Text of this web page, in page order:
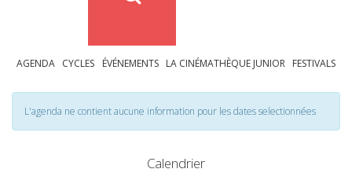
AGENDA CYCLES ÉVÉNEMENTS LA CINÉMATHÈQUE JUNIOR FESTIVALS
L'agenda ne contient aucune information pour les dates selectionnées
Calendrier